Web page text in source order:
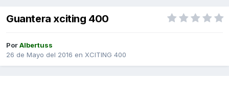
Guantera xciting 400
PorAlbertuss
26 de Mayo del 2016 en XCITING 400